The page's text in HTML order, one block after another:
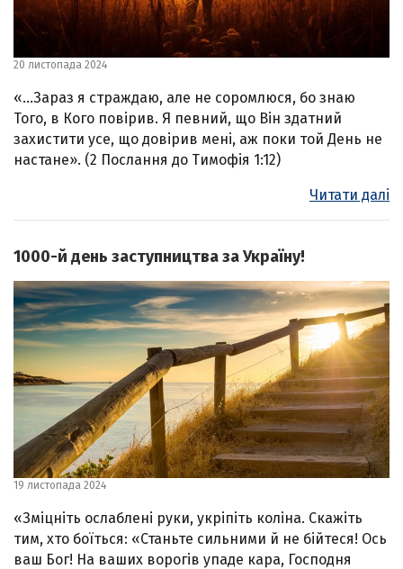
20 листопада 2024
«…Зараз я страждаю, але не соромлюся, бо знаю
Того, в Кого повірив. Я певний, що Він здатний
захистити усе, що довірив мені, аж поки той День не
настане». (2 Послання до Тимофія 1:12)
Читати далі
1000-й день заступництва за Україну!
19 листопада 2024
«Зміцніть ослаблені руки, укріпіть коліна. Скажіть
тим, хто боїться: «Станьте сильними й не бійтеся! Ось
ваш Бог! На ваших ворогів упаде кара, Господня